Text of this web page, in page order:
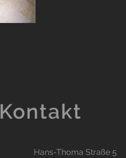
Kontakt
Hans-Thoma Straße 5